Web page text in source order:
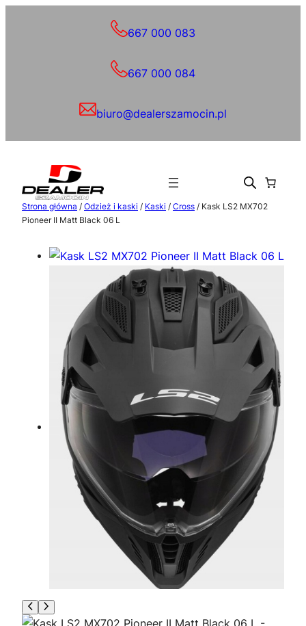
667 000 083
667 000 084
biuro@dealerszamocin.pl
Strona główna / Odzież i kaski / Kaski / Cross / Kask LS2 MX702
Pioneer II Matt Black 06 L